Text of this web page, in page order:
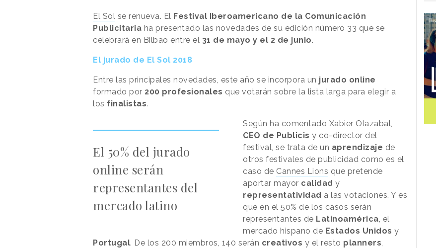
El Sol se renueva. El Festival Iberoamericano de la Comunicación
Publicitaria ha presentado las novedades de su edición número 33 que se
celebrará en Bilbao entre el 31 de mayo y el 2 de junio.
El jurado de El Sol 2018
Entre las principales novedades, este año se incorpora un jurado online
formado por 200 profesionales que votarán sobre la lista larga para elegir a
los finalistas.
El 50% del jurado
online serán
representantes del
mercado latino
Según ha comentado Xabier Olazabal,
CEO de Publicis y co-director del
festival, se trata de un aprendizaje de
otros festivales de publicidad como es el
caso de Cannes Lions que pretende
aportar mayor calidad y
representatividad a las votaciones. Y es
que en el 50% de los casos serán
representantes de Latinoamérica , el
mercado hispano de Estados Unidos y
Portugal. De los 200 miembros, 140 serán creativos y el resto planners